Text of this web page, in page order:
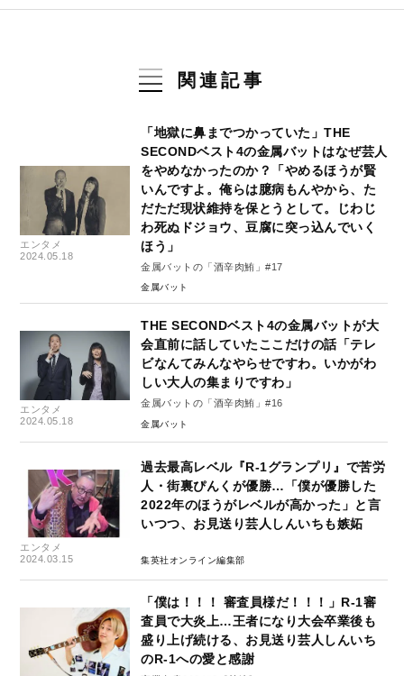
関連記事
エンタメ
2024.05.18
「地獄に鼻までつかっていた」THE
SECONDベスト4の金属バットはなぜ芸人
をやめなかったのか？「やめるほうが賢
いんですよ。俺らは臆病もんやから、た
だただ現状維持を保とうとして。じわじ
わ死ぬドジョウ、豆腐に突っ込んでいく
ほう」
金属バットの「酒辛肉鮪」#17
金属バット
エンタメ
2024.05.18
THE SECONDベスト4の金属バットが大
会直前に話していたここだけの話「テレ
ビなんてみんなやらせですわ。いかがわ
しい大人の集まりですわ」
金属バットの「酒辛肉鮪」#16
金属バット
エンタメ
2024.03.15
過去最高レベル『R-1グランプリ』で苦労
人・街裏ぴんくが優勝…「僕が優勝した
2022年のほうがレベルが高かった」と言
いつつ、お見送り芸人しんいちも嫉妬
集英社オンライン編集部
「僕は！！！ 審査員様だ！！！」R-1審
査員で大炎上…王者になり大会卒業後も
盛り上げ続ける、お見送り芸人しんいち
のR-1への愛と感謝